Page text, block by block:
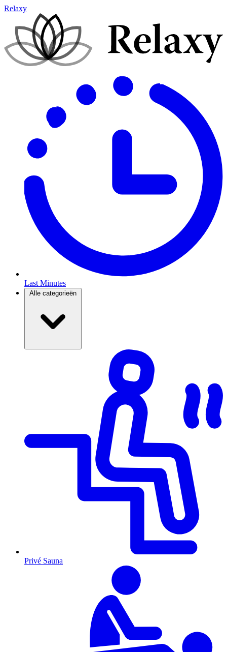
Relaxy
Last Minutes
Alle categorieën
Privé Sauna